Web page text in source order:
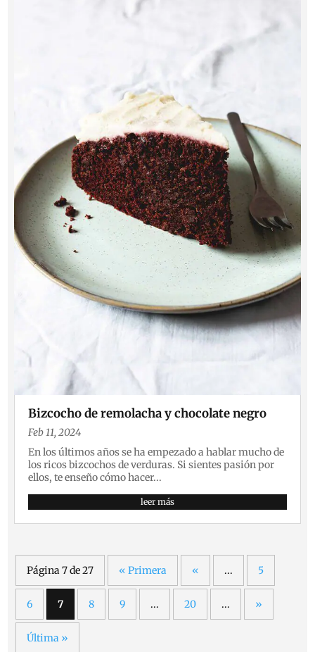
Bizcocho de remolacha y chocolate negro
Feb 11, 2024
En los últimos años se ha empezado a hablar mucho de
los ricos bizcochos de verduras. Si sientes pasión por
ellos, te enseño cómo hacer...
leer más
Página 7 de 27 « Primera « ... 5
6 7 8 9 ... 20 ... »
Última »